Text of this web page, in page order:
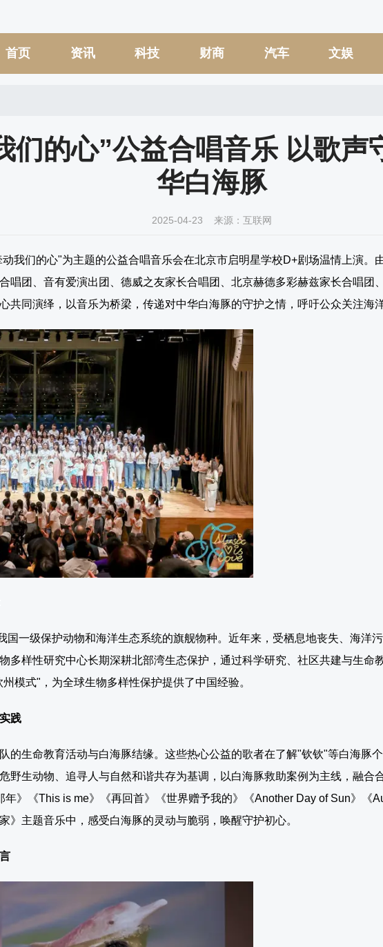
首页 资讯 科技 财商 汽车 文娱
们的心”公益合唱音乐 以歌
华白海豚
2025-04-23 来源：互联网
我们的心"为主题的公益合唱音乐会在北京市启明星学校D+剧场温情上演。
唱团、音有爱演出团、德威之友家长合唱团、北京赫德多彩赫兹家长合唱团
共同演绎，以音乐为桥梁，传递对中华白海豚的守护之情，呼吁公众关注海
国一级保护动物和海洋生态系统的旗舰物种。近年来，受栖息地丧失、海洋
多样性研究中心长期深耕北部湾生态保护，通过科学研究、社区共建与生命
模式"，为全球生物多样性保护提供了中国经验。
践
的生命教育活动与白海豚结缘。这些热心公益的歌者在了解"钦钦"等白海豚
野生动物、追寻人与自然和谐共存为基调，以白海豚救助案例为主线，融合
》《This is me》《再回首》《世界赠予我的》《Another Day of Sun》《
》主题音乐中，感受白海豚的灵动与脆弱，唤醒守护初心。